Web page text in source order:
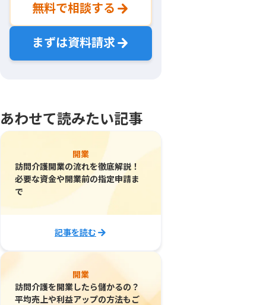
無料で相談する
まずは資料請求
あわせて読みたい記事
開業
訪問介護開業の流れを徹底解説！
必要な資金や開業前の指定申請ま
で
記事を読む
開業
訪問介護を開業したら儲かるの？
平均売上や利益アップの方法もご